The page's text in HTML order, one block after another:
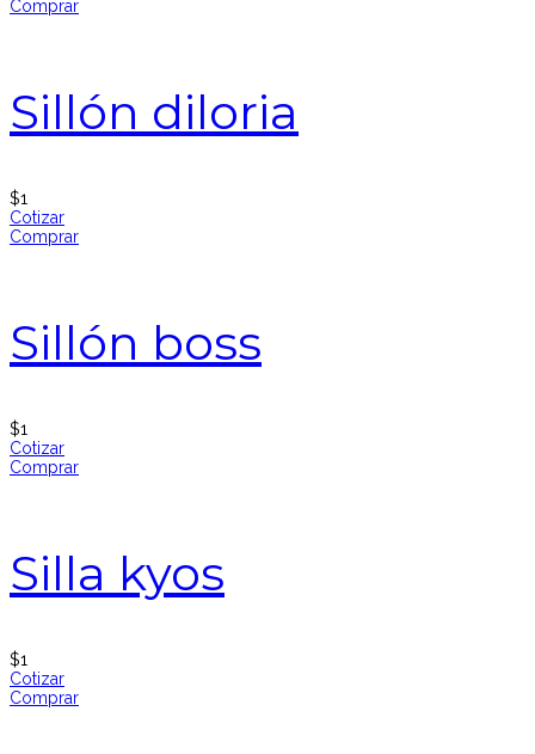
Comprar
Sillón diloria
$1
Cotizar
Comprar
Sillón boss
$1
Cotizar
Comprar
Silla kyos
$1
Cotizar
Comprar